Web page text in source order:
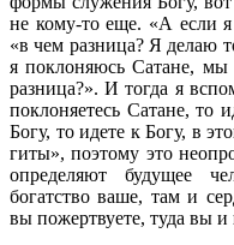
не кому-то еще. «А если
«в чем разница? Я делаю
я поклоняюсь Сатане,
разница?». И тогда я
поклоняетесь Сатане, то
Богу, то идете к Богу, в
гиты», поэтому это
определяют будущее
богатство ваше, там и
вы пожертвуете, туда вы